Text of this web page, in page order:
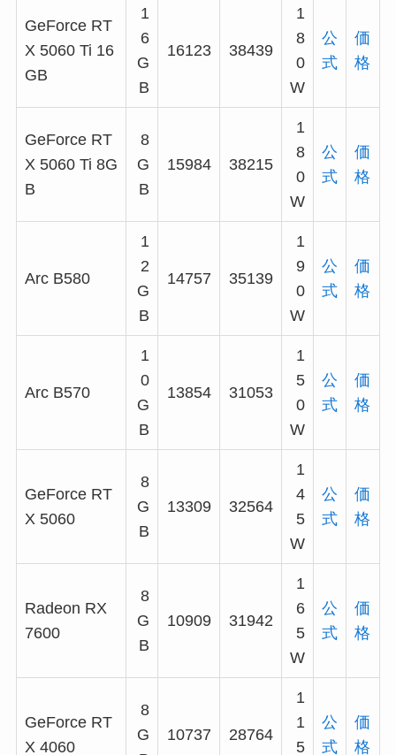
GeForce RT
X 5060 Ti 16
GB
1
6
G
B
16123 38439
1
8
0
W
公
式
価
格
GeForce RT
X 5060 Ti 8G
B
8
G
B
15984 38215
1
8
0
W
公
式
価
格
Arc B580
1
2
G
B
14757 35139
1
9
0
W
公
式
価
格
Arc B570
1
0
G
B
13854 31053
1
5
0
W
公
式
価
格
GeForce RT
X 5060
8
G
B
13309 32564
1
4
5
W
公
式
価
格
Radeon RX
7600
8
G
B
10909 31942
1
6
5
W
公
式
価
格
GeForce RT
X 4060
8
G
10737 28764
1
1
5
公
式
価
格